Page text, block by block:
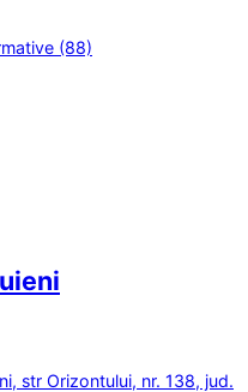
(88)
str Orizontului, nr. 138, jud.